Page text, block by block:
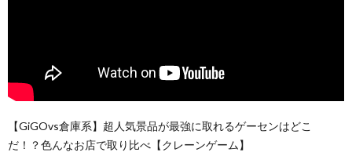
【GiGOvs倉庫系】超人気景品が最強に取れるゲーセンはどこ
だ！？色んなお店で取り比べ【クレーンゲーム】